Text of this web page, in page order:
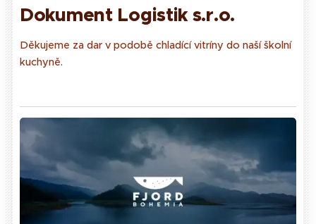
Dokument Logistik s.r.o.
Děkujeme za dar v podobě chladící vitríny do naší školní
kuchyně.